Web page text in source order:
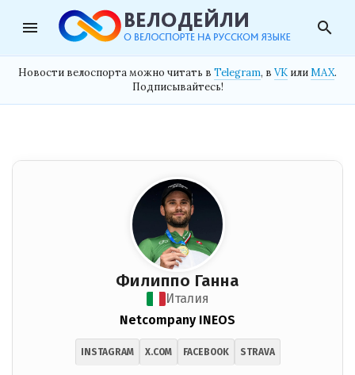
menu search
Новости велоспорта можно читать в Telegram, в VK илиMAX.
Подписывайтесь!
Филиппо Ганна
Италия
Netcompany INEOS
INSTAGRAM X.COM FACEBOOK STRAVA